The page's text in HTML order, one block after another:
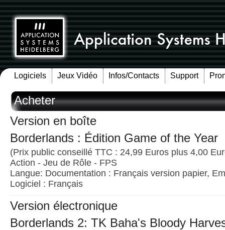
Logiciels Jeux Vidéo Infos/Contacts Support
Acheter
Version en boîte
Borderlands : Édition Game of the Year
(Prix public conseillé TTC : 24,99 Euros plus 4,00
Action - Jeu de Rôle - FPS
Langue: Documentation : Français version papier,
Logiciel : Français
Version électronique
Borderlands 2: TK Baha's Bloody